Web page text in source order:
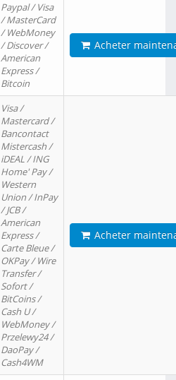
Paypal / Visa
/ MasterCard
/ WebMoney
/ Discover /
American
Express /
Bitcoin
Acheter
Visa /
Mastercard /
Bancontact
Mistercash /
iDEAL / ING
Home' Pay /
Western
Union / InPay
/ JCB /
American
Express /
Carte Bleue /
OKPay / Wire
Transfer /
Sofort /
BitCoins /
Cash U /
WebMoney /
Przelewy24 /
DaoPay /
Cash4WM
Acheter